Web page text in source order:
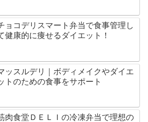
ョコデリスマート弁当で食事管理し
健康的に痩せるダイエット！
ッスルデリ｜ボディメイクやダイエ
トのための食事をサポート
肉食堂ＤＥＬＩの冷凍弁当で理想の